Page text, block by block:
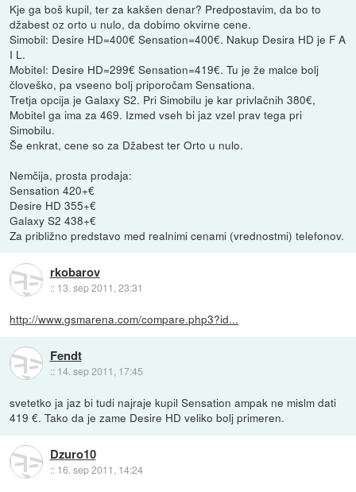
Kje ga boš kupil, ter za kakšen denar? Predpostavim, da bo to
džabest oz orto u nulo, da dobimo okvirne cene.
Simobil: Desire HD=400€ Sensation=400€. Nakup Desira HD je F A
I L.
Mobitel: Desire HD=299€ Sensation=419€. Tu je že malce bolj
človeško, pa vseeno bolj priporočam Sensationa.
Tretja opcija je Galaxy S2. Pri Simobilu je kar privlačnih 380€,
Mobitel ga ima za 469. Izmed vseh bi jaz vzel prav tega pri
Simobilu.
Še enkrat, cene so za Džabest ter Orto u nulo.
Nemčija, prosta prodaja:
Sensation 420+€
Desire HD 355+€
Galaxy S2 438+€
Za približno predstavo med realnimi cenami (vrednostmi) telefonov.
rkobarov
:: 13. sep 2011, 23:31
http://www.gsmarena.com/compare.php3?id...
Fendt
:: 14. sep 2011, 17:45
svetetko ja jaz bi tudi najraje kupil Sensation ampak ne mislm dati
419 €. Tako da je zame Desire HD veliko bolj primeren.
Dzuro10
:: 16. sep 2011, 14:24